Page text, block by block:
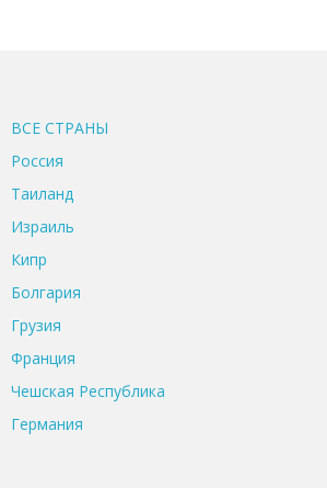
ВСЕ CТРАНЫ
Россия
Таиланд
Израиль
Кипр
Болгария
Грузия
Франция
Чешская Республика
Германия